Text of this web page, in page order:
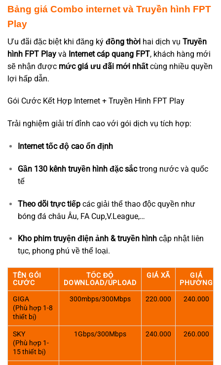
Bảng giá Combo internet và Truyền hình FPT
Play
Ưu đãi đặc biệt khi đăng ký đồng thời hai dịch vụ Truyền
hình FPT Play và Internet cáp quang FPT, khách hàng mới
sẽ nhận được mức giá ưu đãi mới nhấtcùng nhiều quyền
lợi hấp dẫn.
Gói Cước Kết Hợp Internet + Truyền Hình FPT Play
Trải nghiệm giải trí đỉnh cao với gói dịch vụ tích hợp:
Internet tốc độ cao ổn định
Gần 130 kênh truyền hình đặc sắctrong nước và quốc
tế
Theo dõi trực tiếpcác giải thể thao độc quyền như
bóng đá châu Âu, FA Cup,V.League,…
Kho phim truyện điện ảnh & truyền hìnhcập nhật liên
tục, phong phú về thể loại.
TÊN GÓI
CƯỚC
TỐC ĐỘ
DOWNLOAD/UPLOAD
GIÁ XÃ
GIÁ
PHƯỜNG
GIGA
(Phù hợp 1-8
thiết bị)
300mbps/300Mbps 220.000 240.000
SKY
(Phù hợp 1-
15 thiết bị)
1Gbps/300Mbps 240.000 260.000